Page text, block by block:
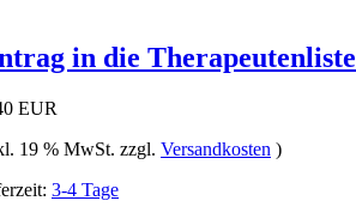
in die
EUR
19 % MwSt. zzgl. Versandkosten )
3-4 Tage